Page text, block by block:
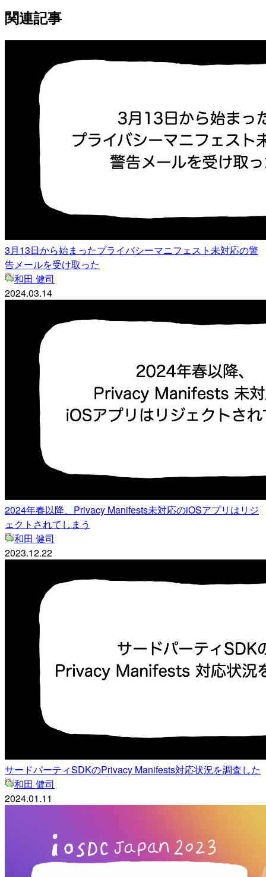
関連記事
3月13日から始まったプライバシーマニフェスト未対応の警
告メールを受け取った
和田 健司
2024.03.14
2024年春以降、Privacy Manifests未対応のiOSアプリはリジ
ェクトされてしまう
和田 健司
2023.12.22
サードパーティSDKのPrivacy Manifests対応状況を調査した
和田 健司
2024.01.11